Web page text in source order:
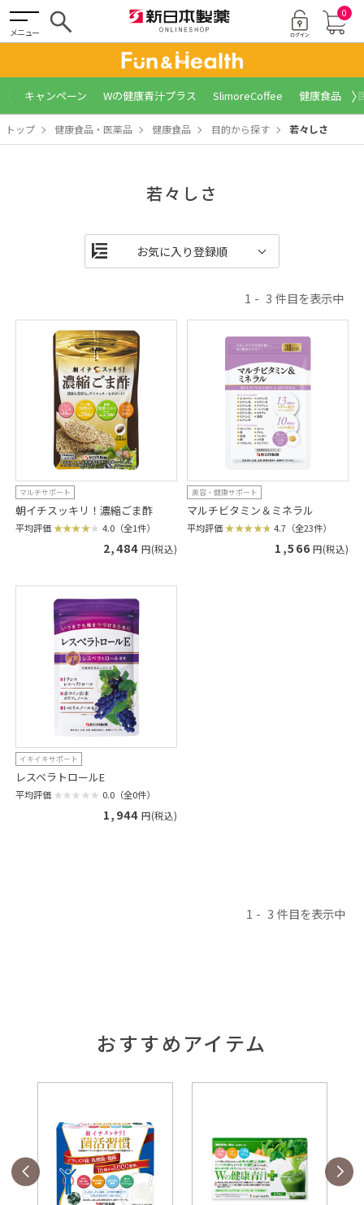
メニュー
0
キャンペーン Wの健康青汁プラス SlimoreCoffee 健康食品 〉
トップ 健康食品・医薬品 健康食品 目的から探す 若々しさ
若々しさ
1 3
マルチサポート
朝イチスッキリ！濃縮ごま酢
平均評価 4.0（全1件）
2,484 円(税込)
美容・健康サポート
マルチビタミン＆ミネラル
平均評価 4.7（全23件）
1,566 円(税込)
イキイキサポート
レスベラトロールE
平均評価 0.0（全0件）
1,944 円(税込)
1 3
おすすめアイテム